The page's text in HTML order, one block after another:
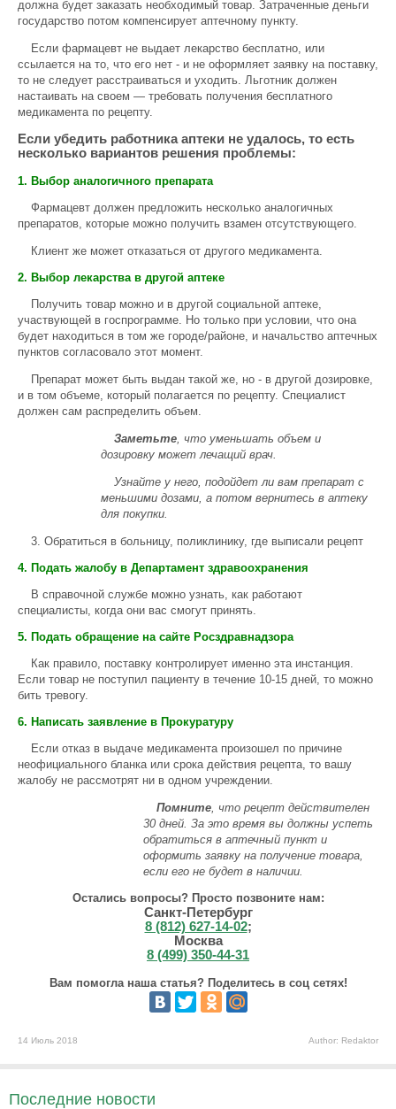
должна будет заказать необходимый товар. Затраченные деньги
государство потом компенсирует аптечному пункту.
Если фармацевт не выдает лекарство бесплатно, или
ссылается на то, что его нет - и не оформляет заявку на поставку,
то не следует расстраиваться и уходить. Льготник должен
настаивать на своем — требовать получения бесплатного
медикамента по рецепту.
Если убедить работника аптеки не удалось, то есть
несколько вариантов решения проблемы:
1. Выбор аналогичного препарата
Фармацевт должен предложить несколько аналогичных
препаратов, которые можно получить взамен отсутствующего.
Клиент же может отказаться от другого медикамента.
2. Выбор лекарства в другой аптеке
Получить товар можно и в другой социальной аптеке,
участвующей в госпрограмме. Но только при условии, что она
будет находиться в том же городе/районе, и начальство аптечных
пунктов согласовало этот момент.
Препарат может быть выдан такой же, но - в другой дозировке,
и в том объеме, который полагается по рецепту. Специалист
должен сам распределить объем.
Заметьте, что уменьшать объем и
дозировку может лечащий врач.
Узнайте у него, подойдет ли вам препарат с
меньшими дозами, а потом вернитесь в аптеку
для покупки.
3. Обратиться в больницу, поликлинику, где выписали рецепт
4. Подать жалобу в Департамент здравоохранения
В справочной службе можно узнать, как работают
специалисты, когда они вас смогут принять.
5. Подать обращение на сайте Росздравнадзора
Как правило, поставку контролирует именно эта инстанция.
Если товар не поступил пациенту в течение 10-15 дней, то можно
бить тревогу.
6. Написать заявление в Прокуратуру
Если отказ в выдаче медикамента произошел по причине
неофициального бланка или срока действия рецепта, то вашу
жалобу не рассмотрят ни в одном учреждении.
Помните, что рецепт действителен
30 дней. За это время вы должны успеть
обратиться в аптечный пункт и
оформить заявку на получение товара,
если его не будет в наличии.
Остались вопросы? Просто позвоните нам:
Санкт-Петербург
8 (812) 627-14-02;
Москва
8 (499) 350-44-31
Вам помогла наша статья? Поделитесь в соц сетях!
14 Июль 2018 Author: Redaktor
Последние новости